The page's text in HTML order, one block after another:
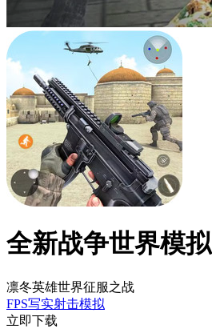
全新战争世界模拟
凛冬英雄世界征服之战
FPS写实射击模拟
立即下载